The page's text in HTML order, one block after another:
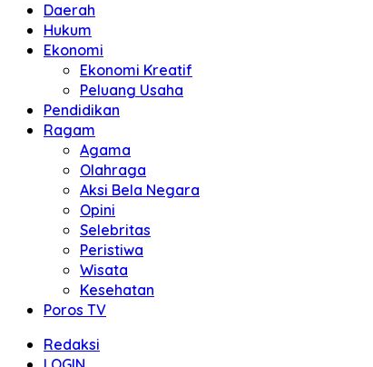
Daerah
Hukum
Ekonomi
Ekonomi Kreatif
Peluang Usaha
Pendidikan
Ragam
Agama
Olahraga
Aksi Bela Negara
Opini
Selebritas
Peristiwa
Wisata
Kesehatan
Poros TV
Redaksi